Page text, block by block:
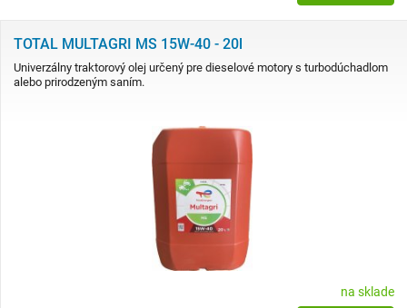
TOTAL MULTAGRI MS 15W-40 - 20l
Univerzálny traktorový olej určený pre dieselové motory s turbodúchadlom
alebo prirodzeným saním.
na sklade